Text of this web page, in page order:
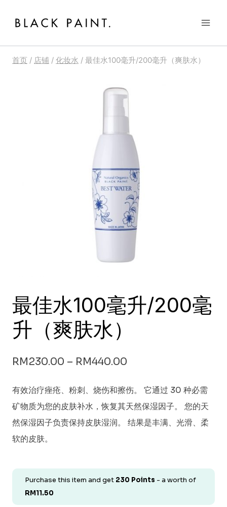
首页 / 店铺 / 化妆水 / 最佳水100毫升/200毫升（爽肤水）
最佳水100毫升/200毫
升（爽肤水）
RM230.00 – RM440.00
有效治疗痤疮、粉刺、烧伤和擦伤。 它通过 30 种必需
矿物质为您的皮肤补水，恢复其天然保湿因子。 您的天
然保湿因子负责保持皮肤湿润。 结果是丰满、光滑、柔
软的皮肤。
Purchase this item and get 230 Points - a worth of
RM11.50